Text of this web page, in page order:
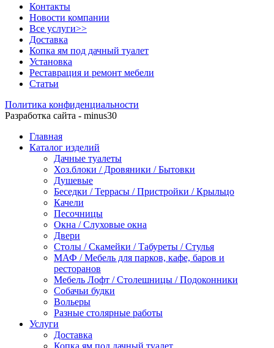
Контакты
Новости компании
Все услуги>>
Доставка
Копка ям под дачный туалет
Установка
Реставрация и ремонт мебели
Статьи
Политика конфиденциальности
Разработка сайта - minus30
Главная
Каталог изделий
Дачные туалеты
Хоз.блоки / Дровяники / Бытовки
Душевые
Беседки / Террасы / Пристройки / Крыльцо
Качели
Песочницы
Окна / Слуховые окна
Двери
Столы / Скамейки / Табуреты / Стулья
МАФ / Мебель для парков, кафе, баров и
ресторанов
Мебель Лофт / Столешницы / Подоконники
Собачьи будки
Вольеры
Разные столярные работы
Услуги
Доставка
Копка ям под дачный туалет